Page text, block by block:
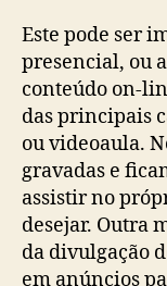
Este pode ser
presencial, ou
conteúdo on-
das principais
ou videoaula.
gravadas e
assistir no
desejar. Outra
da divulgação
em anúncios